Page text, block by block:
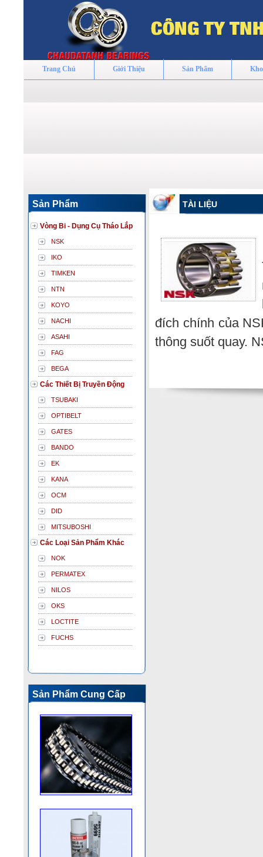
Trang Chủ Giới Thiệu Sản Phẩm
Sản Phẩm
Vòng Bi - Dụng Cụ Tháo Lắp
NSK
IKO
TIMKEN
NTN
KOYO
NACHI
ASAHI
FAG
BEGA
Các Thiết Bị Truyền Động
TSUBAKI
OPTIBELT
GATES
BANDO
EK
KANA
OCM
DID
MITSUBOSHI
Các Loại Sản Phẩm Khác
NOK
PERMATEX
NILOS
OKS
LOCTITE
FUCHS
Sản Phẩm Cung Cấp
TÀI LIỆU
đích chính của
thông suốt quay.